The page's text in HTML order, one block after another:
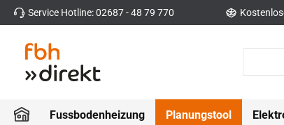
Hauptinhalt springen
Zur Suche springen
Zur Hauptnavigation springen
Service Hotline: 02687 - 48 79 770
Fussbodenheizung Planungstool